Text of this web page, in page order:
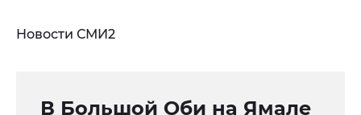
Новости СМИ2
В Большой Оби на Ямале